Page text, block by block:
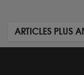
ARTICLES PLUS